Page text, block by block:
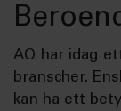
AQ har idag
branscher.
kan ha ett